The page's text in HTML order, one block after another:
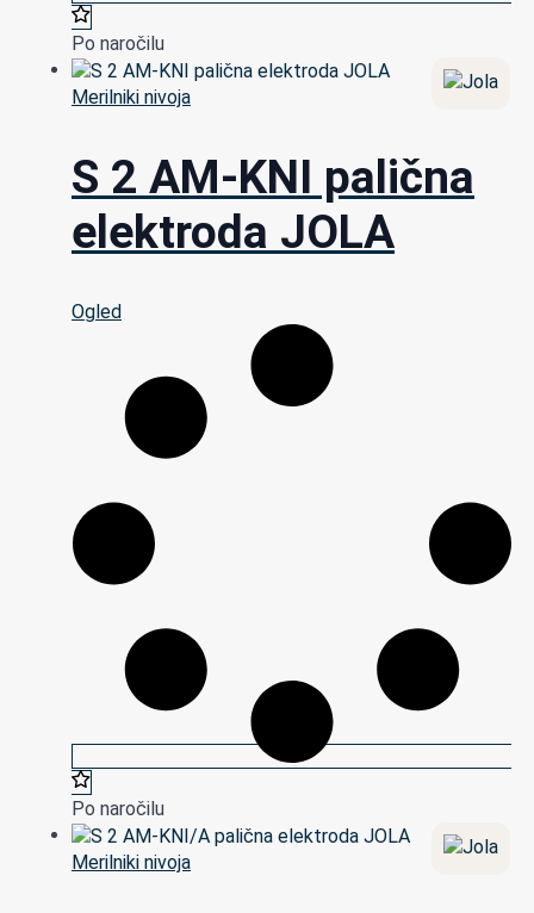
Po naročilu
Merilniki nivoja
S 2 AM-KNI palična
elektroda JOLA
Ogled
Po naročilu
Merilniki nivoja